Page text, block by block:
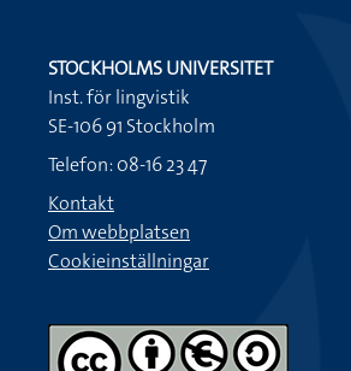
STOCKHOLMS UNIVERSITET
Inst. för lingvistik
SE-106 91 Stockholm
Telefon: 08-16 23 47
Kontakt
Om webbplatsen
Cookieinställningar